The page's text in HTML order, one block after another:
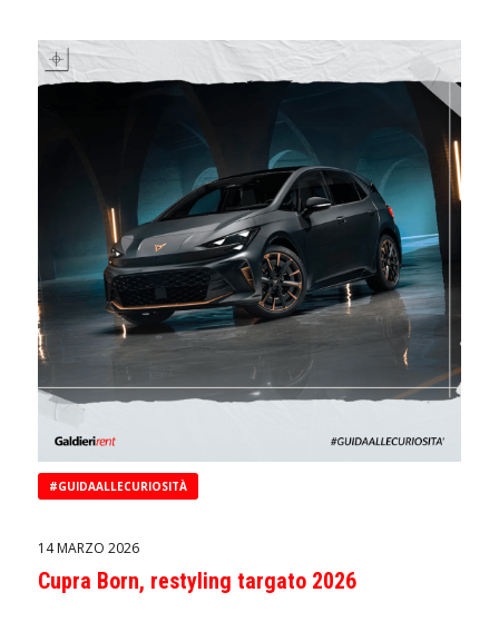
#GUIDAALLECURIOSITÀ
14 MARZO 2026
Cupra Born, restyling targato 2026